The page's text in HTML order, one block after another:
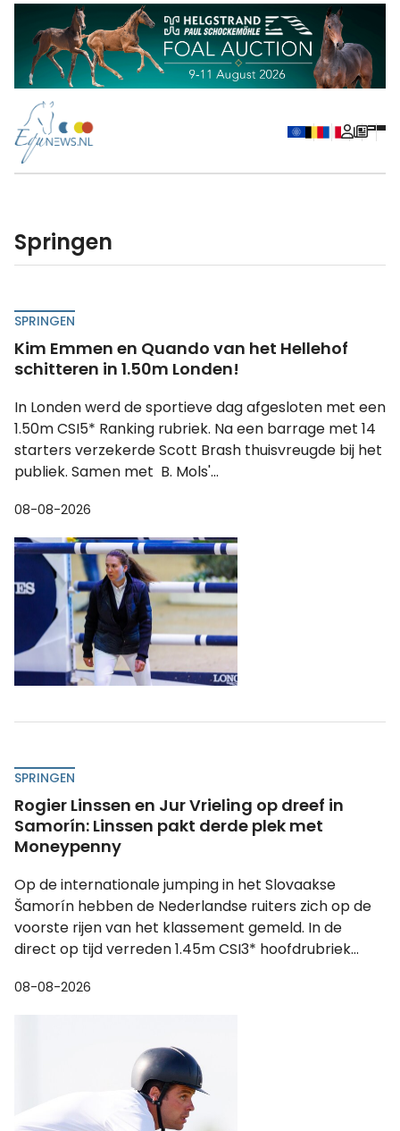
Springen
SPRINGEN
Kim Emmen en Quando van het Hellehof
schitteren in 1.50m Londen!
In Londen werd de sportieve dag afgesloten met een
1.50m CSI5* Ranking rubriek. Na een barrage met 14
starters verzekerde Scott Brash thuisvreugde bij het
publiek. Samen met B. Mols'...
08-08-2026
SPRINGEN
Rogier Linssen en Jur Vrieling op dreef in
Samorín: Linssen pakt derde plek met
Moneypenny
Op de internationale jumping in het Slovaakse
Šamorín hebben de Nederlandse ruiters zich op de
voorste rijen van het klassement gemeld. In de
direct op tijd verreden 1.45m CSI3* hoofdrubriek...
08-08-2026